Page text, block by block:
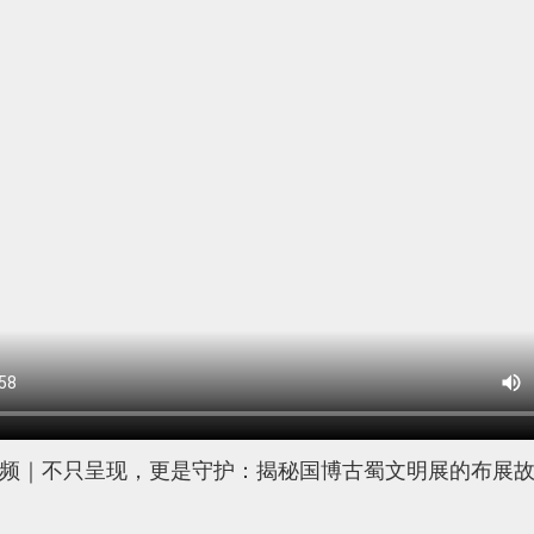
｜不只呈现，更是守护：揭秘国博古蜀文明展的布展